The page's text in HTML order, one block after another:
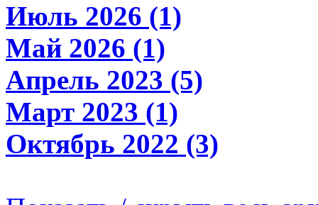
Июль 2026 (1)
Май 2026 (1)
Апрель 2023 (5)
Март 2023 (1)
Октябрь 2022 (3)